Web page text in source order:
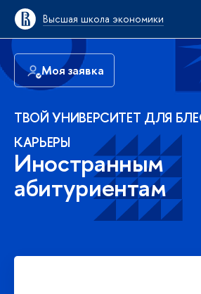
Высшая школа экономики
Моя заявка
ТВОЙ УНИВЕРСИТЕТ ДЛЯ
КАРЬЕРЫ
Иностранным
абитуриентам